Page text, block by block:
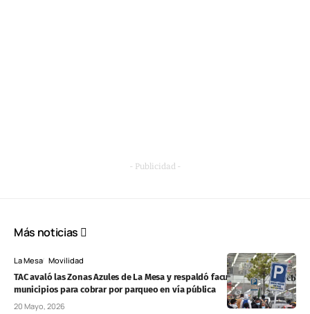
- Publicidad -
Más noticias
La Mesa Movilidad
TAC avaló las Zonas Azules de La Mesa y respaldó facultades de los
municipios para cobrar por parqueo en vía pública
20 Mayo, 2026